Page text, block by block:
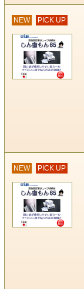
NEW PICK UP
NEW PICK UP